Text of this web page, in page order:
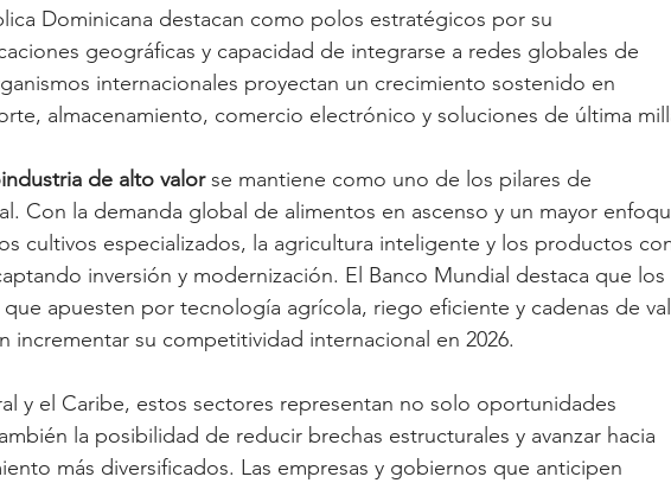
Dominicana destacan como polos estratégicos por su
geográficas y capacidad de integrarse a redes globales de
internacionales proyectan un crecimiento sostenido en
almacenamiento, comercio electrónico y soluciones de última
de alto valor se mantiene como uno de los pilares de
Con la demanda global de alimentos en ascenso y un mayor
cultivos especializados, la agricultura inteligente y los productos
inversión y modernización. El Banco Mundial destaca que los
apuesten por tecnología agrícola, riego eficiente y cadenas de
incrementar su competitividad internacional en 2026.
y el Caribe, estos sectores representan no solo oportunidades
la posibilidad de reducir brechas estructurales y avanzar hacia
más diversificados. Las empresas y gobiernos que anticipen